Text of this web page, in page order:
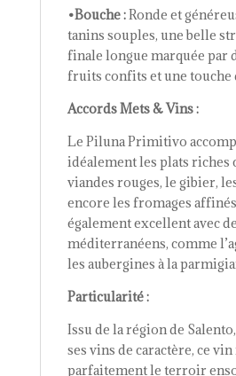
•Bouche :Ronde et
tanins souples, une belle
finale longue marquée par
fruits confits et une touche
Accords Mets & Vins :
Le Piluna Primitivo
idéalement les plats riches
viandes rouges, le gibier,
encore les fromages
également excellent avec
méditerranéens, comme
les aubergines à la
Particularité :
Issu de la région de
ses vins de caractère, ce
parfaitement le terroir